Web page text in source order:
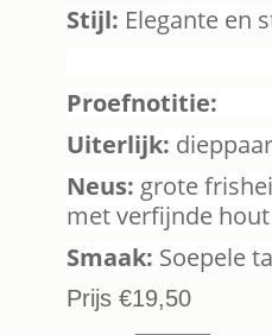
Stijl: Elegante en
Proefnotitie:
Uiterlijk:
Neus: grote
met verfijnde
Smaak: Soepele
Prijs €19,50